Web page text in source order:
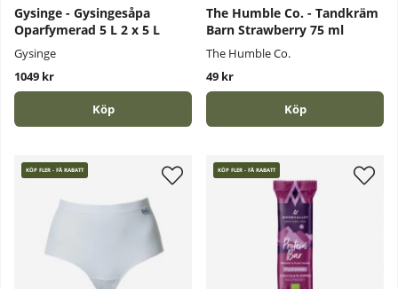
Gysinge - Gysingesåpa
Oparfymerad 5 L 2 x 5 L
Gysinge
1049 kr
Köp
The Humble Co. - Tandkräm
Barn Strawberry 75 ml
The Humble Co.
49 kr
Köp
KÖP FLER - FÅ RABATT KÖP FLER - FÅ RABATT